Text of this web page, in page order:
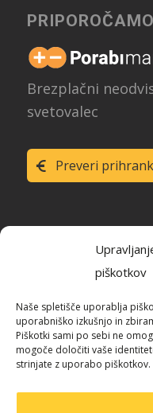
piškotkov
Naše spletišče uporablja
uporabniško izkušnjo in
Piškotki sami po sebi ne
mogoče določiti vaše
strinjate z uporabo piškotkov.
PRIPOROČAMO
Brezplačni
svetovalec
Preveri
Slovenije
Blog / REUS